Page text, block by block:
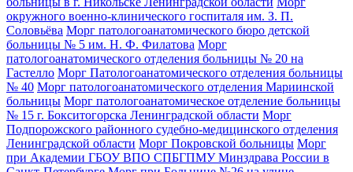
окружного военно-клинического госпиталя им. З. П.
Соловьёва Морг патологоанатомического бюро детской
больницы № 5 им. Н. Ф. Филатова Морг
патологоанатомического отделения больницы № 20 на
Гастелло Морг Патологоанатомического отделения больницы
№ 40 Морг патологоанатомического отделения Мариинской
больницы Морг патологоанатомическое отделение больницы
№ 15 г. Бокситогорска Ленинградской области Морг
Подпорожского районного судебно-медицинского отделения
Ленинградской области Морг Покровской больницы Морг
при Академии ГБОУ ВПО СПБГПМУ Минздрава России в